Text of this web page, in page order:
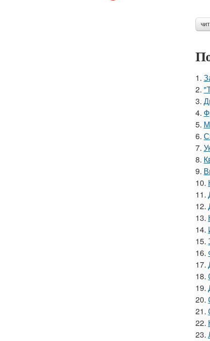
1.
2.
3.
4.
5.
6.
7.
8.
9.
10.
11.
12.
13.
14.
15.
16.
17.
18.
19.
20.
21.
22.
23.